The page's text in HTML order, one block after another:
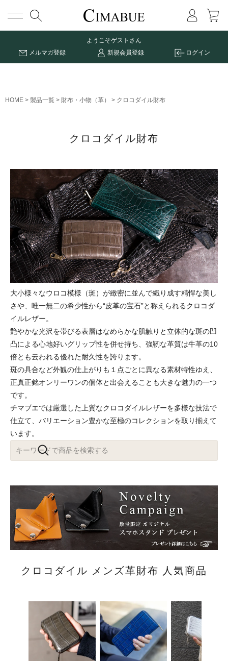
メニュー
ようこそゲストさん
メルマガ登録
新規会員登録 ログイン
HOME 製品一覧 財布・小物（革） クロコダイル財布
クロコダイル財布
大小様々なウロコ模様（斑）が緻密に並んで織り成す精悍な美し
さや、唯一無二の希少性から“皮革の宝石”と称えられるクロコダ
イルレザー。
艶やかな光沢を帯びる表層はなめらかな肌触りと立体的な斑の凹
凸による心地好いグリップ性を併せ持ち、強靭な革質は牛革の10
倍とも云われる優れた耐久性を誇ります。
斑の具合など外観の仕上がりも１点ごとに異なる素材特性ゆえ、
正真正銘オンリーワンの個体と出会えることも大きな魅力の一つ
です。
チマブエでは厳選した上質なクロコダイルレザーを多様な技法で
仕立て、バリエーション豊かな至極のコレクションを取り揃えて
います。
クロコダイル メンズ革財布 人気商品